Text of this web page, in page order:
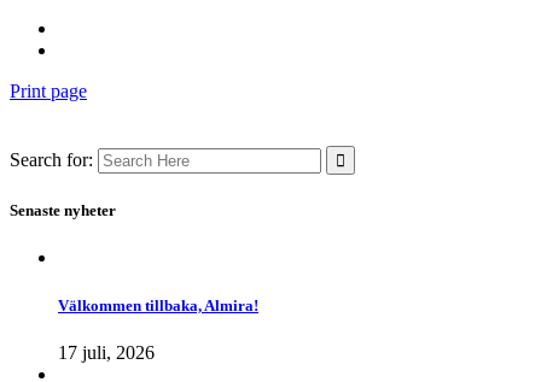
Print page
Search for:
Senaste nyheter
Välkommen tillbaka, Almira!
17 juli, 2026